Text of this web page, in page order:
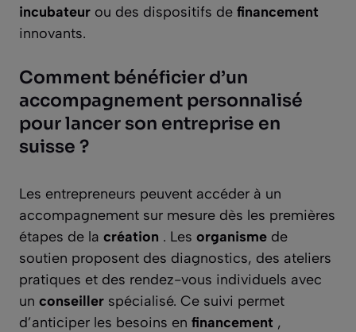
incubateur ou des dispositifs de financement
innovants.
Comment bénéficier d’un
accompagnement personnalisé
pour lancer son entreprise en
suisse ?
Les entrepreneurs peuvent accéder à un
accompagnement sur mesure dès les premières
étapes de la création . Les organisme de
soutien proposent des diagnostics, des ateliers
pratiques et des rendez-vous individuels avec
un conseiller spécialisé. Ce suivi permet
d’anticiper les besoins en financement ,